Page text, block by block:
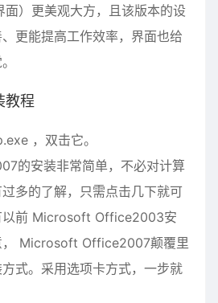
面）更美观大方，且该版本的设
更能提高工作效率，界面也给
教程
，双击它。
的安装非常简单，不必对计算
多的了解，只需点击几下就可
以前 Microsoft Office2003安
， Microsoft Office2007颠覆里
式。采用选项卡方式，一步就